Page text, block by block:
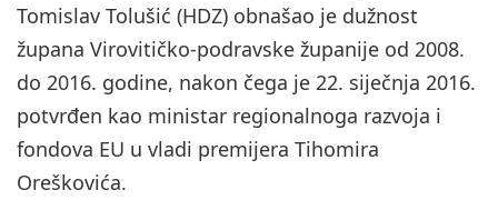
Tomislav Tolušić (HDZ) obnašao je dužnost
župana Virovitičko-podravske županije od 2008.
do 2016. godine, nakon čega je 22. siječnja 2016.
potvrđen kao ministar regionalnoga razvoja i
fondova EU u vladi premijera Tihomira
Oreškovića.